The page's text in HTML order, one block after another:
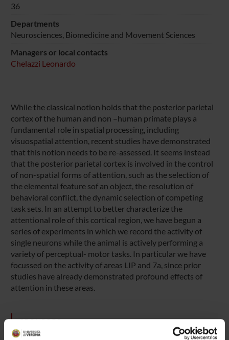
36
Departments
Neurosciences, Biomedicine and Movement Sciences
Managers or local contacts
Chelazzi Leonardo
While the classical notion holds that the posterior parietal
cortex of the human and non –human primate plays a
fundamental role in spatial processing, including
visuospatial attention, recent studies have demonstrated
that this notion needs to be re-assessed. It seems instead
that the posterior parietal cortex is involved in the control
of non-spatial forms of attention, such as the selection of
the elemental feature sof an object, the resolution of
behavioral conflict, the dynamic selection of competing
task sets. In an attempt to better characterize the
attentional role of this cortical region, we have begun a
series of experiments in which we record the activity of
single neurons while the animal is actively performing a
variety of perceptual- motor tasks. In particular we have
focussed on the activity of areas LIP and 7a, since prior
studies have already demonstrated profound effects of
attention in these areas.
SPONSORS: